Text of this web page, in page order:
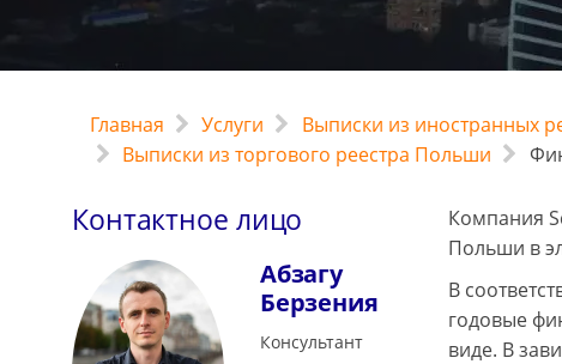
Главная Услуги Выписки из иностранных
Выписки из торгового реестра Польши
Контактное лицо
Абзагу
Берзения
Консультант
Компания
Польши в
В
годовые
виде. В